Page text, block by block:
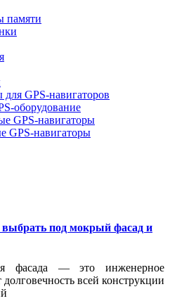
памяти
для GPS-навигаторов
оборудование
GPS-навигаторы
GPS-навигаторы
под мокрый фасад и
фасада — это инженерное
всей конструкции